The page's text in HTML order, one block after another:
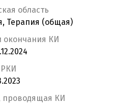
область
Терапия (общая)
окончания КИ
проводящая КИ